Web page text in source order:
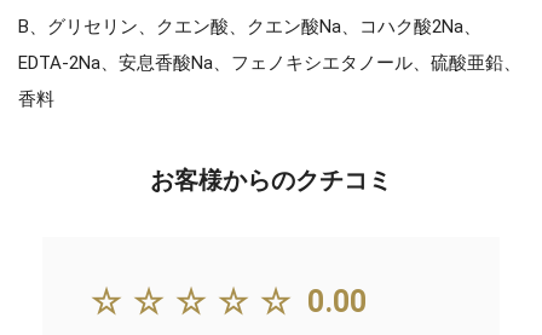
B、グリセリン、クエン酸、クエン酸Na、コハク酸2Na、
EDTA-2Na、安息香酸Na、フェノキシエタノール、硫酸亜鉛、
香料
お客様からのクチコミ
☆☆☆☆☆ 0.00